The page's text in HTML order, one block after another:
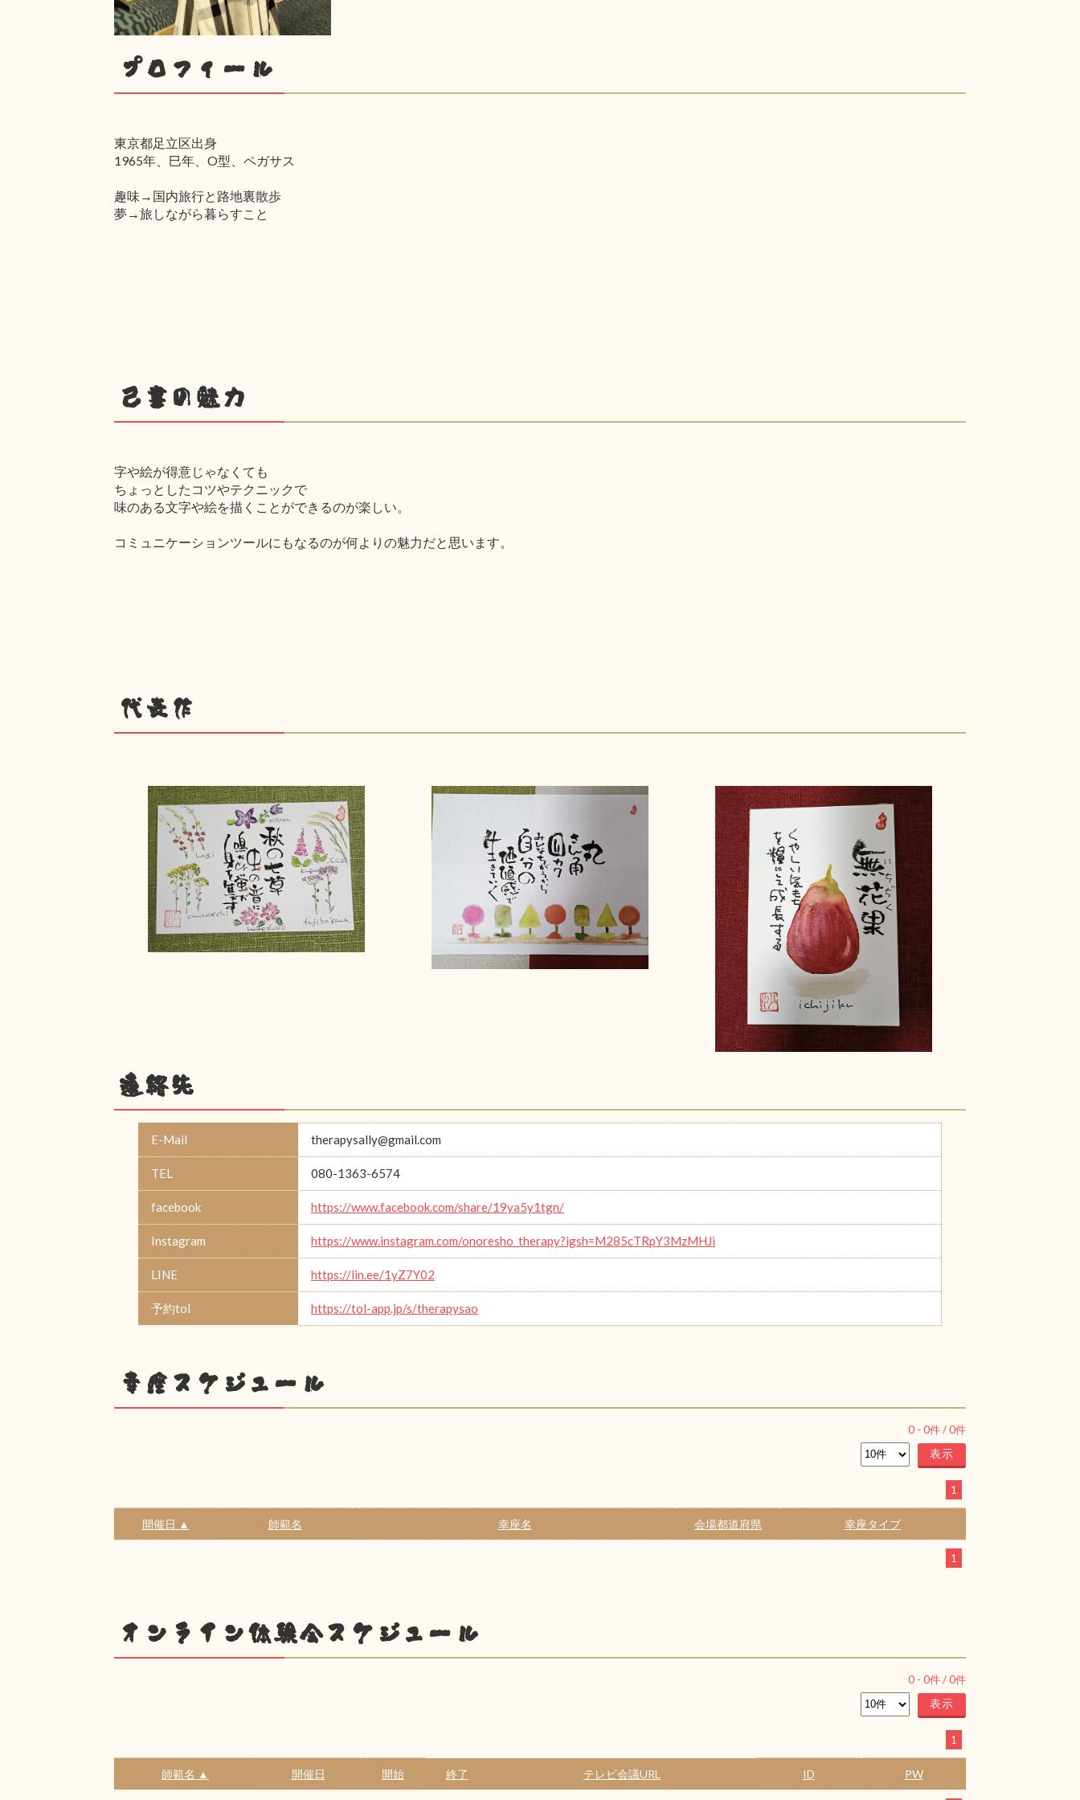
プロフィール
東京都足立区出身
1965年、巳年、O型、ペガサス
趣味→国内旅行と路地裏散歩
夢→旅しながら暮らすこと
己書の魅力
字や絵が得意じゃなくても
ちょっとしたコツやテクニックで
味のある文字や絵を描くことができるのが楽しい。
コミュニケーションツールにもなるのが何よりの魅力だと思います。
代表作
連絡先
E-Mail therapysally@gmail.com
TEL 080-1363-6574
facebook https://www.facebook.com/share/19ya5y1tgn/
Instagram https://www.instagram.com/onoresho_therapy?igsh=M285cTRpY3MzMHJi
LINE https://lin.ee/1yZ7Y02
予約tol https://tol-app.jp/s/therapysao
幸座スケジュール
0 - 0件 /0件
1
開催日 ▲ 師範名 幸座名 会場都道府県 幸座タイプ
1
オンライン体験会スケジュール
0 - 0件 /0件
1
師範名 ▲ 開催日 開始 終了 テレビ会議URL ID PW